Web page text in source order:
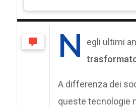
N egli ultimi
A differenza dei
queste tecnologie